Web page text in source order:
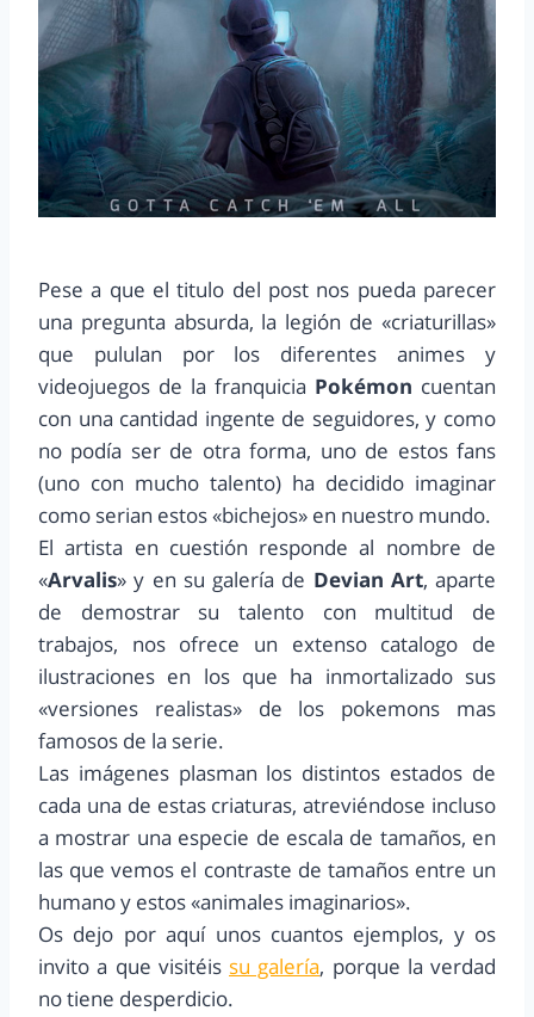
Pese a que el titulo del post nos pueda parecer
una pregunta absurda, la legión de «criaturillas»
que pululan por los diferentes animes y
videojuegos de la franquicia Pokémon cuentan
con una cantidad ingente de seguidores, y como
no podía ser de otra forma, uno de estos fans
(uno con mucho talento) ha decidido imaginar
como serian estos «bichejos» en nuestro mundo.
El artista en cuestión responde al nombre de
«Arvalis» y en su galería de Devian Art, aparte
de demostrar su talento con multitud de
trabajos, nos ofrece un extenso catalogo de
ilustraciones en los que ha inmortalizado sus
«versiones realistas» de los pokemons mas
famosos de la serie.
Las imágenes plasman los distintos estados de
cada una de estas criaturas, atreviéndose incluso
a mostrar una especie de escala de tamaños, en
las que vemos el contraste de tamaños entre un
humano y estos «animales imaginarios».
Os dejo por aquí unos cuantos ejemplos, y os
invito a que visitéis su galería, porque la verdad
no tiene desperdicio.